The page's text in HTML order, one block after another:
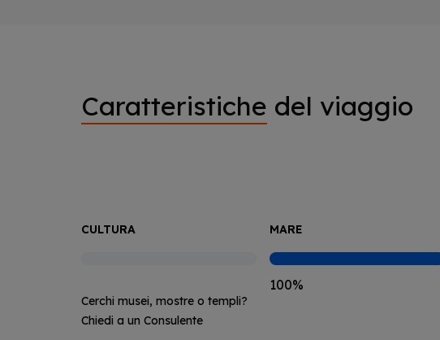
Caratteristiche del viaggio
CULTURA
Cerchi musei, mostre o templi?
Chiedi a un Consulente
MARE
100%